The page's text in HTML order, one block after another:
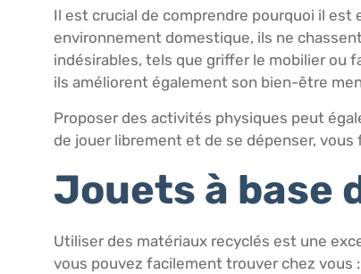
Il est crucial de comprendre pourquoi il est
environnement domestique, ils ne
indésirables, tels que griffer le mobilier ou
ils améliorent également son bien-être
Proposer des activités physiques peut
de jouer librement et de se dépenser,
Jouets à base
Utiliser des matériaux recyclés est une
vous pouvez facilement trouver chez vous :